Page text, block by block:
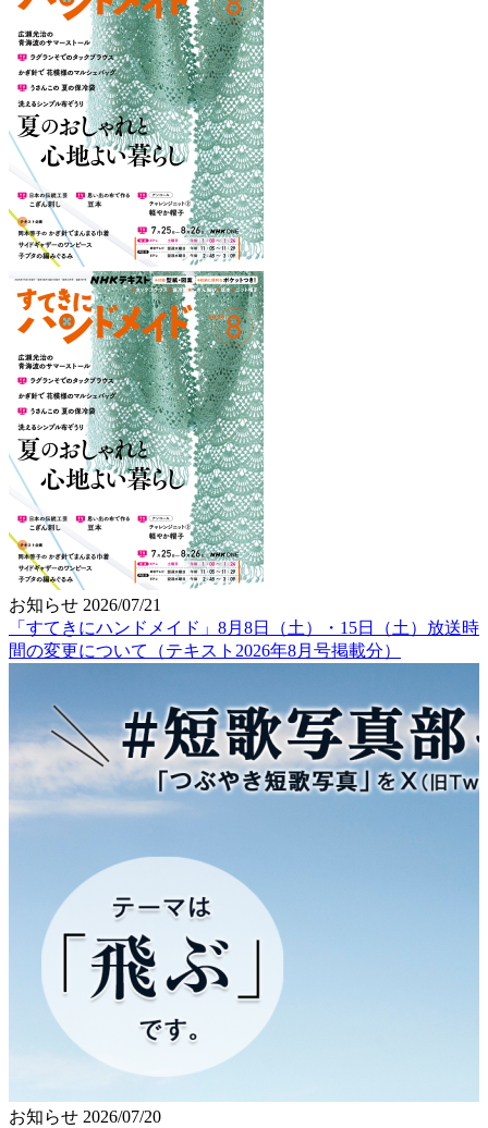
お知らせ 2026/07/21
「すてきにハンドメイド」8月8日（土）・15日（土）放送時
間の変更について（テキスト2026年8月号掲載分）
お知らせ 2026/07/20